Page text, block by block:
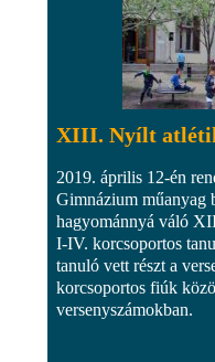
XIII. Nyílt
2019. április 12-én
Gimnázium műanyag
hagyománnyá váló
I-IV. korcsoportos
tanuló vett részt a
korcsoportos fiúk
versenyszámokban.